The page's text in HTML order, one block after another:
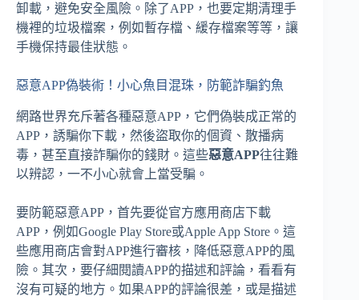
卸載，避免安全風險。除了APP，也要定期清理手
機裡的垃圾檔案，例如暫存檔、緩存檔案等等，讓
手機保持最佳狀態。
惡意APP偽裝術！小心魚目混珠，防範詐騙釣魚
網路世界充斥著各種惡意APP，它們偽裝成正常的
APP，誘騙你下載，然後盜取你的個資、散播病
毒，甚至直接詐騙你的錢財。這些惡意APP往往難
以辨認，一不小心就會上當受騙。
要防範惡意APP，首先要從官方應用商店下載
APP，例如Google Play Store或Apple App Store。這
些應用商店會對APP進行審核，降低惡意APP的風
險。其次，要仔細閱讀APP的描述和評論，看看有
沒有可疑的地方。如果APP的評論很差，或是描述